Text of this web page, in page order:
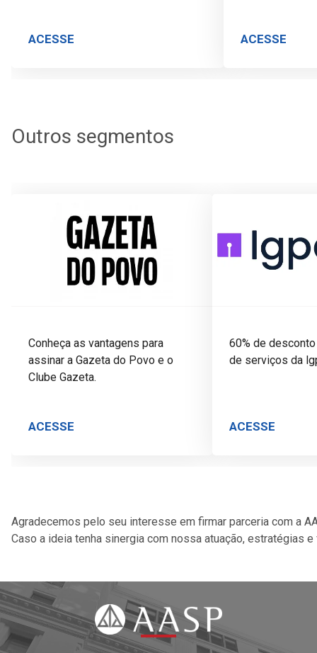
ACESSE ACESSE
Outros segmentos
Conheça as vantagens para
assinar a Gazeta do Povo e o
Clube Gazeta.
ACESSE
60% de
de serviços da
ACESSE
Agradecemos pelo seu interesse em firmar parceria com a
Caso a ideia tenha sinergia com nossa atuação,